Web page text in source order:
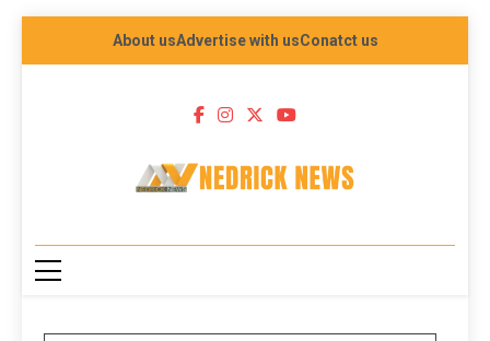
About usAdvertise with usConatct us
NEDRICK NEWS